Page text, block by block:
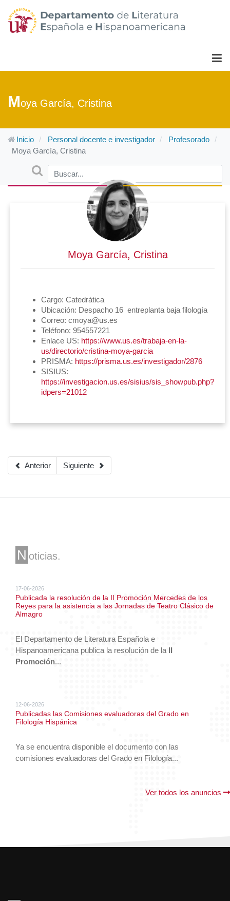
Moya García, Cristina
Inicio Personal docente e investigador
Profesorado
Moya García, Cristina
Type 2 or more characters for results.
Moya García, Cristina
Cargo: Catedrática
Ubicación: Despacho 16 entreplanta baja filología
Correo: cmoya@us.es
Teléfono: 954557221
Enlace US: https://www.us.es/trabaja-en-la-
us/directorio/cristina-moya-garcia
PRISMA: https://prisma.us.es/investigador/2876
SISIUS:
https://investigacion.us.es/sisius/sis_showpub.php?
idpers=21012
Artículo anterior: Moreno Lago, Eva María
Anterior Artículo siguiente: Nieto Nuño, Miguel
Siguiente
N oticias
17-06-2026
Publicada la resolución de la II Promoción Mercedes de los
Reyes para la asistencia a las Jornadas de Teatro Clásico de
Almagro
El Departamento de Literatura Española e
Hispanoamericana publica la resolución de la II
Promoción...
12-06-2026
Publicadas las Comisiones evaluadoras del Grado en
Filología Hispánica
Ya se encuentra disponible el documento con las
comisiones evaluadoras del Grado en Filología...
Ver todos los anuncios